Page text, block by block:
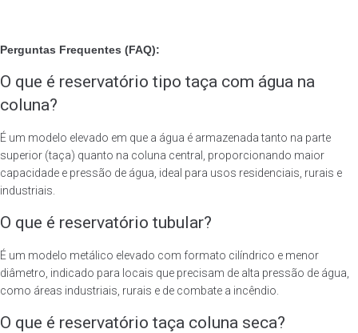
Perguntas Frequentes (FAQ):
O que é reservatório tipo taça com água na
coluna?
É um modelo elevado em que a água é armazenada tanto na parte
superior (taça) quanto na coluna central, proporcionando maior
capacidade e pressão de água, ideal para usos residenciais, rurais e
industriais.
O que é reservatório tubular?
É um modelo metálico elevado com formato cilíndrico e menor
diâmetro, indicado para locais que precisam de alta pressão de água,
como áreas industriais, rurais e de combate a incêndio.
O que é reservatório taça coluna seca?